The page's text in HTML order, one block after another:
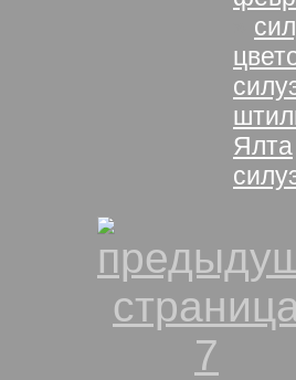
Ялта